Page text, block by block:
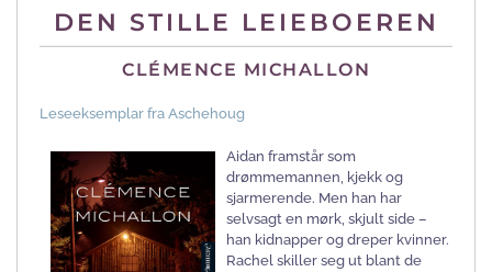
DEN STILLE LEIEBOEREN
CLÉMENCE MICHALLON
Leseeksemplar fra Aschehoug
Aidan framstår som
drømmemannen, kjekk og
sjarmerende. Men han har
selvsagt en mørk, skjult side –
han kidnapper og dreper kvinner.
Rachel skiller seg ut blant de